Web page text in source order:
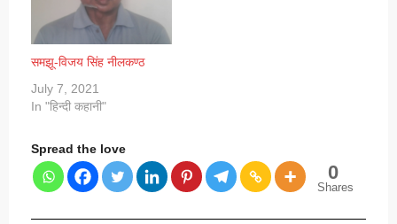
समझू-विजय सिंह नीलकण्ठ
July 7, 2021
In "हिन्दी कहानी"
Spread the love
0
Shares